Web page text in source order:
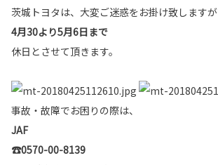
茨城トヨタは、大変ご迷惑をお掛け致しますが
4月30より5月6日まで
休日とさせて頂きます。
事故・故障でお困りの際は、
JAF
☎︎0570-00-8139